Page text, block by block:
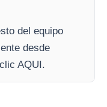
del equipo
desde
AQUI.